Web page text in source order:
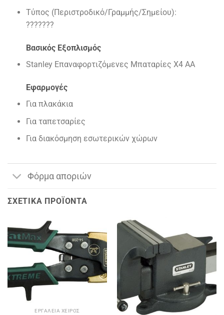
Τύπος (Περιστροδικό/Γραμμής/Σημείου):
???????
Βασικός Εξοπλισμός
Stanley Επαναφορτιζόμενες Μπαταρίες X4 AA
Εφαρμογές
Για πλακάκια
Για ταπετσαρίες
Για διακόσμηση εσωτερικών χώρων
Φόρμα αποριών
ΣΧΕΤΙΚΆ ΠΡΟΪΌΝΤΑ
ΕΡΓΑΛΕΊΑ ΧΕΙΡΌΣ